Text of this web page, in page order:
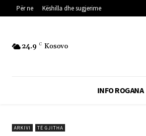
Për ne Këshilla dhe sugjerime
24.9 C Kosovo
INFO ROGANA
ARKIVI TË GJITHA